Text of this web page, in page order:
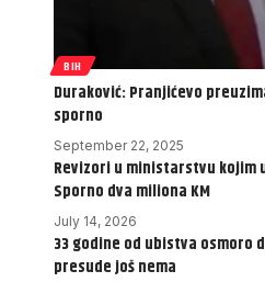
BIH
Duraković: Pranjićevo
sporno
September 22, 2025
Revizori u ministarstvu kojim
Sporno dva miliona KM
July 14, 2026
33 godine od ubistva osmoro
presude još nema